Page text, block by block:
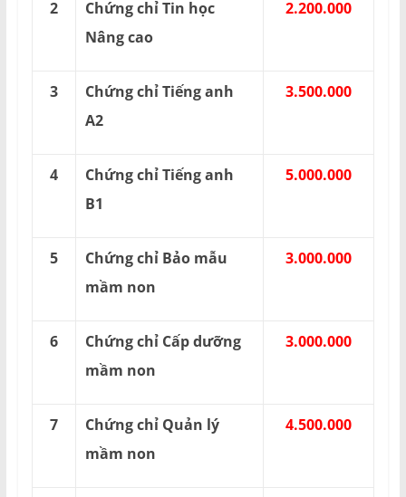
2
Chứng chỉ Tin học
Nâng cao
2.200.000
3
Chứng chỉ Tiếng anh
A2
3.500.000
4
Chứng chỉ Tiếng anh
B1
5.000.000
5
Chứng chỉ Bảo mẫu
mầm non
3.000.000
6
Chứng chỉ Cấp dưỡng
mầm non
3.000.000
7
Chứng chỉ Quản lý
mầm non
4.500.000